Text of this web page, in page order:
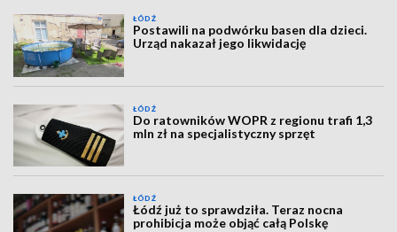
ŁÓDŹ
Postawili na podwórku basen dla dzieci.
Urząd nakazał jego likwidację
ŁÓDŹ
Do ratowników WOPR z regionu trafi 1,3
mln zł na specjalistyczny sprzęt
ŁÓDŹ
Łódź już to sprawdziła. Teraz nocna
prohibicja może objąć całą Polskę